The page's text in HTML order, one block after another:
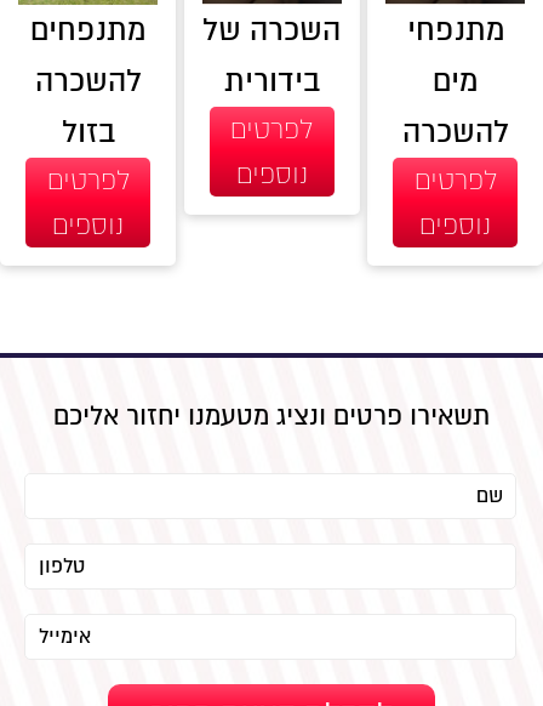
מתנפחי
מים
להשכרה
לפרטים
נוספים
השכרה של
בידורית
לפרטים
נוספים
מתנפחים
להשכרה
בזול
לפרטים
נוספים
תשאירו פרטים ונציג מטעמנו יחזור אליכם